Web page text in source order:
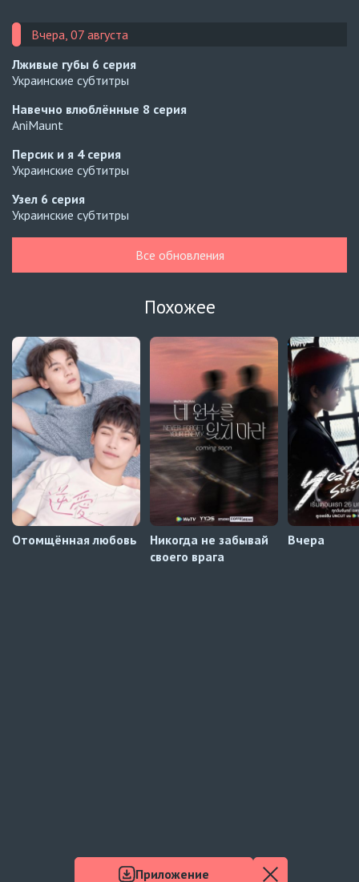
Вчера, 07 августа
Лживые губы 6 серия
Украинские субтитры
Навечно влюблённые 8 серия
AniMaunt
Персик и я 4 серия
Украинские субтитры
Узел 6 серия
Украинские субтитры
Автосабы русские / украинские
Кризис влюблённости в классе4 серия
Превью
Кризис влюблённости в классе
3 серия
Автосабы русские / украинские
Давай немного подождём, Харутора-кун1 серия
Превью
Все обновления
Похожее
Отомщённая любовь
Никогда не забывай
своего врага
Вчера
Приложение